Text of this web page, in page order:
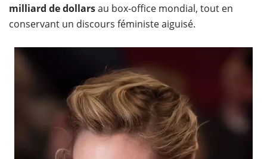
milliard de dollarsau box-office mondial, tout en
conservant un discours féministe aiguisé.